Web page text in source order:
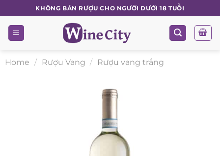
to
content
KHÔNG BÁN RƯỢU CHO NGƯỜI DƯỚI 18 TUỔI
Home / Rượu Vang / Rượu vang trắng